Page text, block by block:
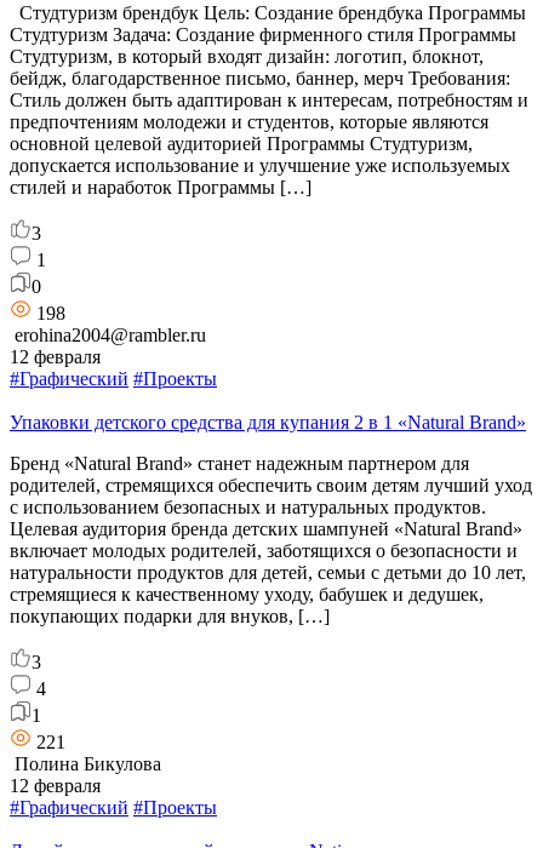
Студтуризм брендбук Цель: Создание брендбука Программы
Студтуризм Задача: Создание фирменного стиля Программы
Студтуризм, в который входят дизайн: логотип, блокнот,
бейдж, благодарственное письмо, баннер, мерч Требования:
Стиль должен быть адаптирован к интересам, потребностям и
предпочтениям молодежи и студентов, которые являются
основной целевой аудиторией Программы Студтуризм,
допускается использование и улучшение уже используемых
стилей и наработок Программы […]
3
1
0
198
erohina2004@rambler.ru
12 февраля
#Графический #Проекты
Упаковки детского средства для купания 2 в 1 «Natural Brand»
Бренд «Natural Brand» станет надежным партнером для
родителей, стремящихся обеспечить своим детям лучший уход
с использованием безопасных и натуральных продуктов.
Целевая аудитория бренда детских шампуней «Natural Brand»
включает молодых родителей, заботящихся о безопасности и
натуральности продуктов для детей, семьи с детьми до 10 лет,
стремящиеся к качественному уходу, бабушек и дедушек,
покупающих подарки для внуков, […]
3
4
1
221
Полина Бикулова
12 февраля
#Графический #Проекты